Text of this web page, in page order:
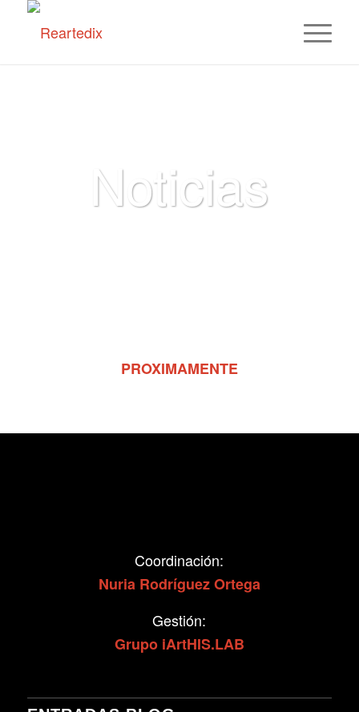
Noticias
PROXIMAMENTE
Coordinación:
Nuria Rodríguez Ortega
Gestión:
Grupo iArtHIS.LAB